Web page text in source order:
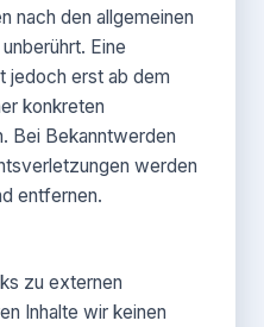
nach den allgemeinen
Eine
jedoch erst ab dem
konkreten
Bei Bekanntwerden
werden
entfernen.
zu externen
Inhalte wir keinen